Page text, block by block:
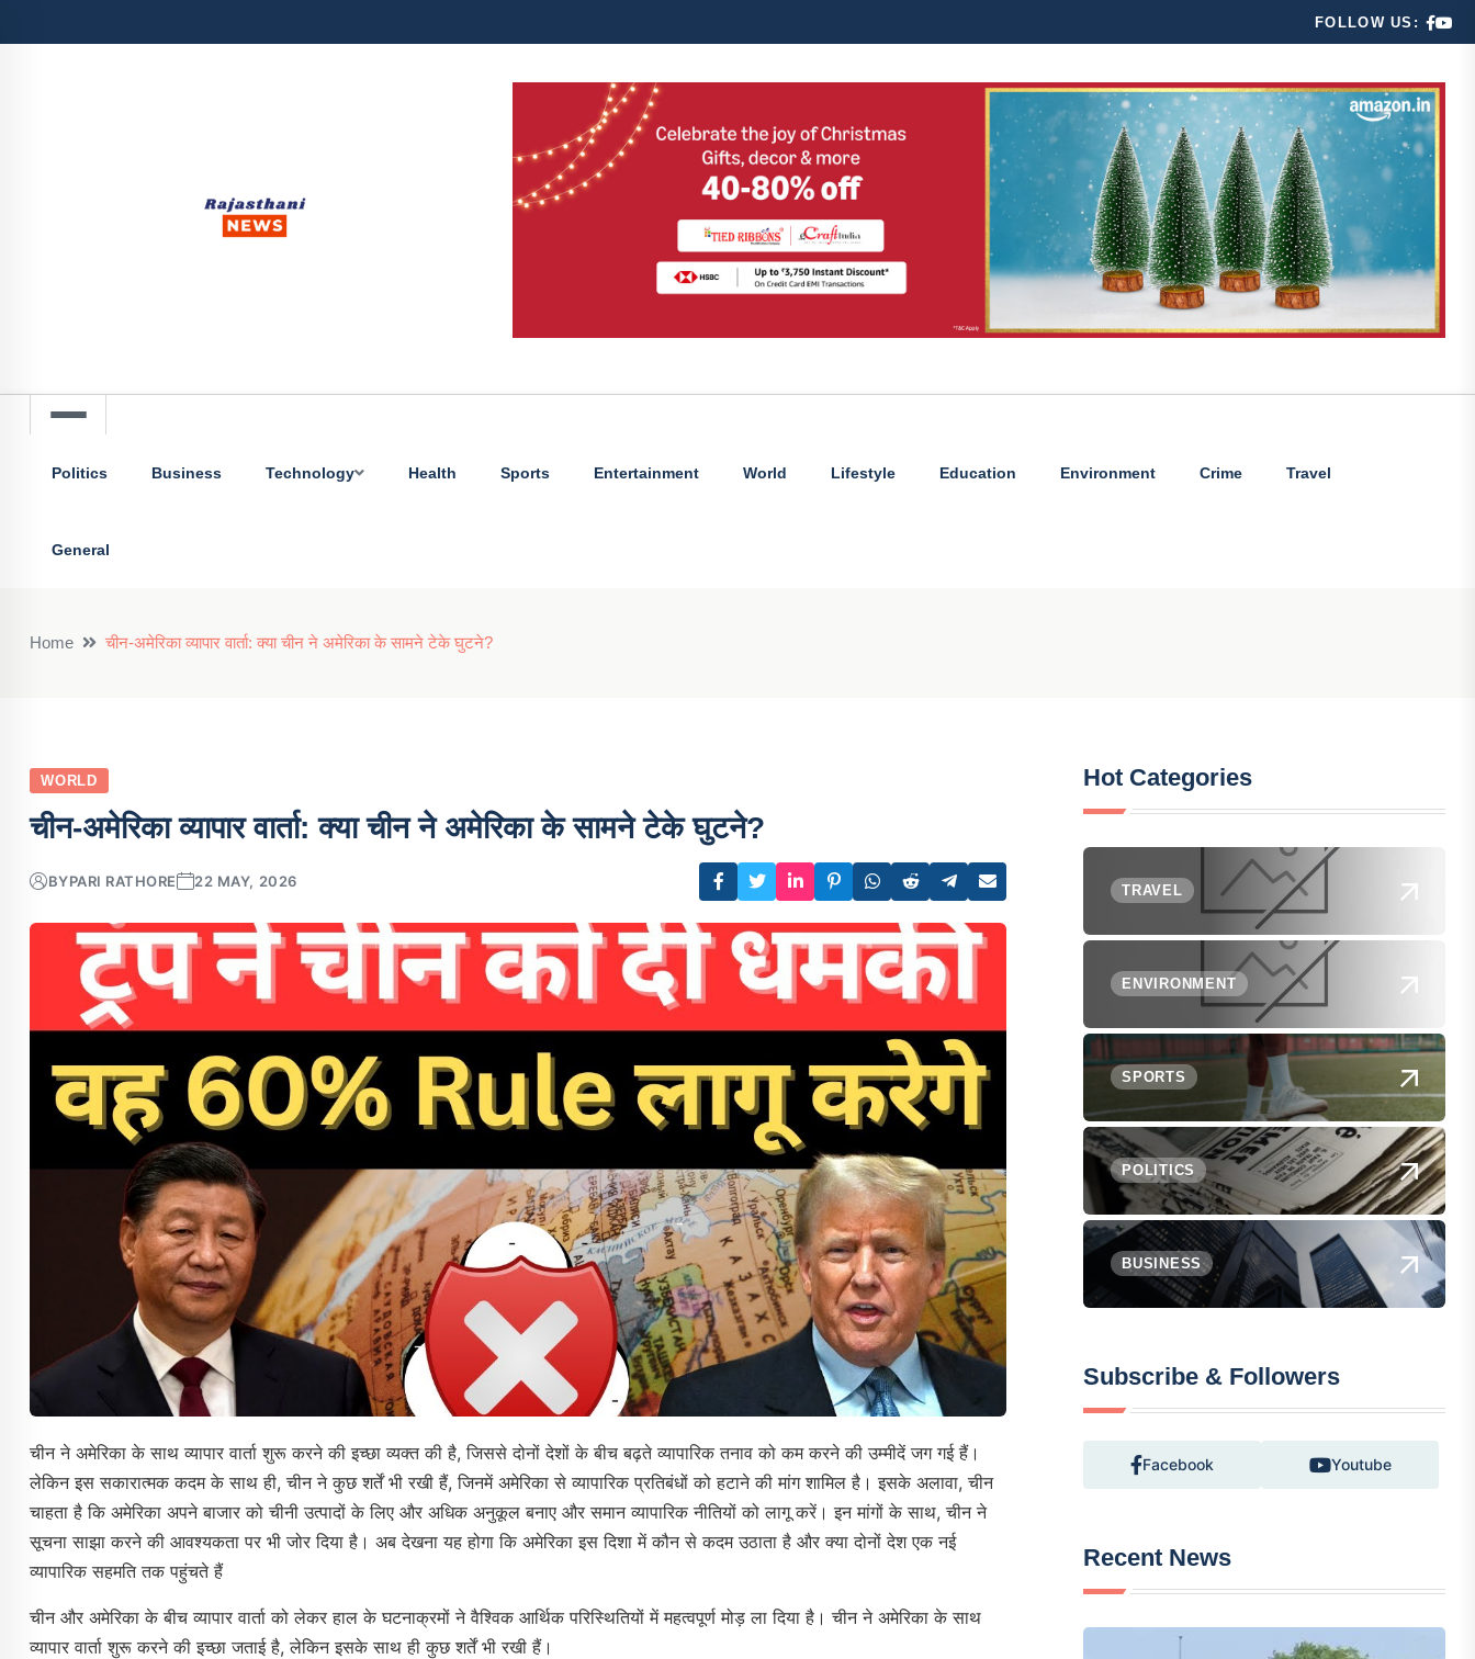
FOLLOW US:
Politics Business Technology Health Sports Entertainment World Lifestyle Education Environment Crime Travel
General
Home चीन-अमेरिका व्यापार वार्ता: क्या चीन ने अमेरिका के सामने टेके घुटने?
WORLD
चीन-अमेरिका व्यापार वार्ता: क्या चीन ने अमेरिका के सामने टेके घुटने?
BYPARI RATHORE 22 MAY, 2026
चीन ने अमेरिका के साथ व्यापार वार्ता शुरू करने की इच्छा व्यक्त की है, जिससे दोनों देशों के बीच बढ़ते व्यापारिक तनाव को कम करने की उम्मीदें जग गई हैं।
लेकिन इस सकारात्मक कदम के साथ ही, चीन ने कुछ शर्तें भी रखी हैं, जिनमें अमेरिका से व्यापारिक प्रतिबंधों को हटाने की मांग शामिल है। इसके अलावा, चीन
चाहता है कि अमेरिका अपने बाजार को चीनी उत्पादों के लिए और अधिक अनुकूल बनाए और समान व्यापारिक नीतियों को लागू करें। इन मांगों के साथ, चीन ने
सूचना साझा करने की आवश्यकता पर भी जोर दिया है। अब देखना यह होगा कि अमेरिका इस दिशा में कौन से कदम उठाता है और क्या दोनों देश एक नई
व्यापारिक सहमति तक पहुंचते हैं
चीन और अमेरिका के बीच व्यापार वार्ता को लेकर हाल के घटनाक्रमों ने वैश्विक आर्थिक परिस्थितियों में महत्वपूर्ण मोड़ ला दिया है। चीन ने अमेरिका के साथ
व्यापार वार्ता शुरू करने की इच्छा जताई है, लेकिन इसके साथ ही कुछ शर्तें भी रखी हैं।
Hot Categories
TRAVEL
ENVIRONMENT
SPORTS
POLITICS
BUSINESS
Subscribe & Followers
Facebook Youtube
Recent News